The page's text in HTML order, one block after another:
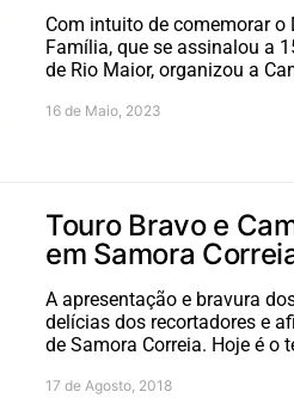
Com intuito de comemorar o
Família, que se assinalou a
de Rio Maior, organizou a
16 de Maio, 2023
Touro Bravo e
em Samora
A apresentação e bravura
delícias dos recortadores e
de Samora Correia. Hoje é o
17 de Agosto, 2018